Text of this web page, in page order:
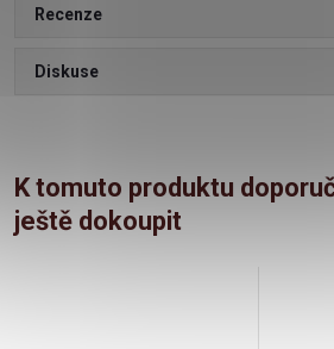
Recenze
Diskuse
K tomuto produktu
ještě dokoupit